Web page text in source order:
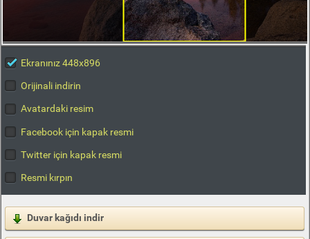
Ekranınız 448x896
Orijinali indirin
Avatardaki resim
Facebook için kapak resmi
Twitter için kapak resmi
Resmi kırpın
Duvar kağıdı indir